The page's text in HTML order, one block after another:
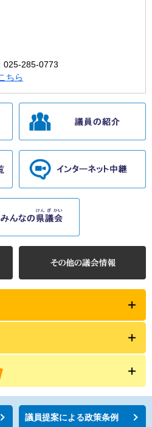
025-285-0773
ちら
議員提案による政策条例